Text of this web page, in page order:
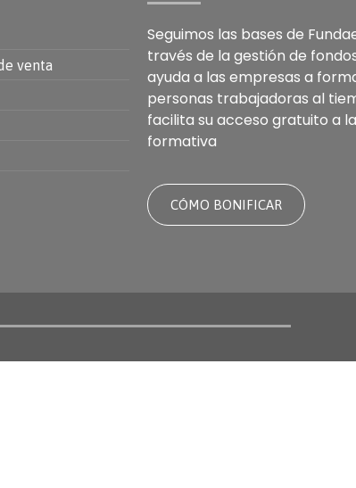
venta
Seguimos las bases de
través de la gestión de
ayuda a las empresas a
personas trabajadoras al
facilita su acceso gratuito a
formativa
CÓMO BONIFICAR